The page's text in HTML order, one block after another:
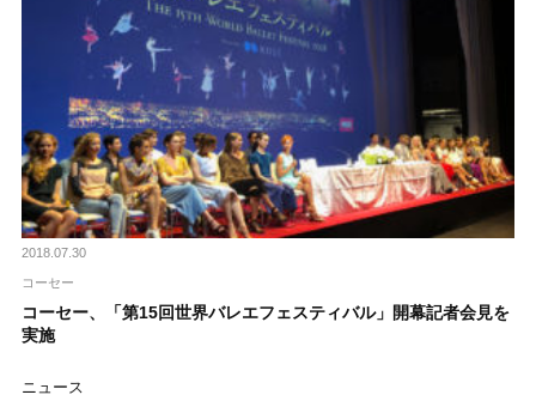
2018.07.30
コーセー
コーセー、「第15回世界バレエフェスティバル」開幕記者会見を
実施
ニュース